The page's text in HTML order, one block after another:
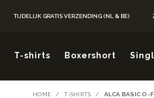
TIJDELIJK GRATIS VERZENDING (NL & BE)
T-shirts Boxershort
HOME / T-SHIRTS / ALCA BASIC O-